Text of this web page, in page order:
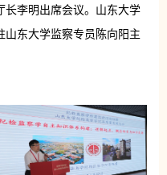
长李明出席会议。山东大学
山东大学监察专员陈向阳主